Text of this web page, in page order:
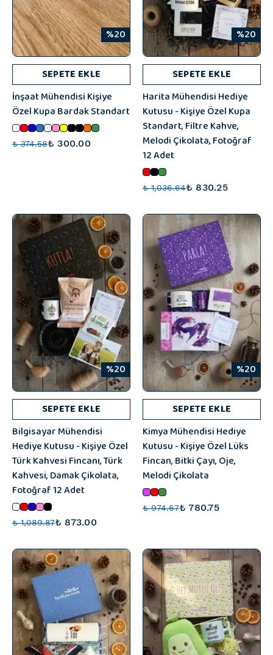
%20
SEPETE EKLE
İnşaat Mühendisi Kişiye
Özel Kupa Bardak Standart
₺ 374.58₺ 300.00
%20
SEPETE EKLE
Harita Mühendisi Hediye
Kutusu - Kişiye Özel Kupa
Standart, Filtre Kahve,
Melodi Çikolata, Fotoğraf
12 Adet
₺ 1,036.64₺ 830.25
%20
SEPETE EKLE
Bilgisayar Mühendisi
Hediye Kutusu - Kişiye Özel
Türk Kahvesi Fincanı, Türk
Kahvesi, Damak Çikolata,
Fotoğraf 12 Adet
₺ 1,089.87₺ 873.00
%20
SEPETE EKLE
Kimya Mühendisi Hediye
Kutusu - Kişiye Özel Lüks
Fincan, Bitki Çayı, Oje,
Melodi Çikolata
₺ 974.67₺ 780.75